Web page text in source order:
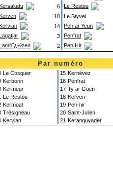
6 Le Restou
18 Le Styvel
14 Pen ar Yeun
3 Penfrat
2 Pen Hir
Par numéro
Le Cosquer 15 Kernévez
Kerbonn 16 Penfrat
Kermeur 17 Ty ar Guen
Le Restou 18 Kerven
Kermoal 19 Pen-hir
Trésigneau 20 Saint-Julien
Kervian 21 Keranguyader